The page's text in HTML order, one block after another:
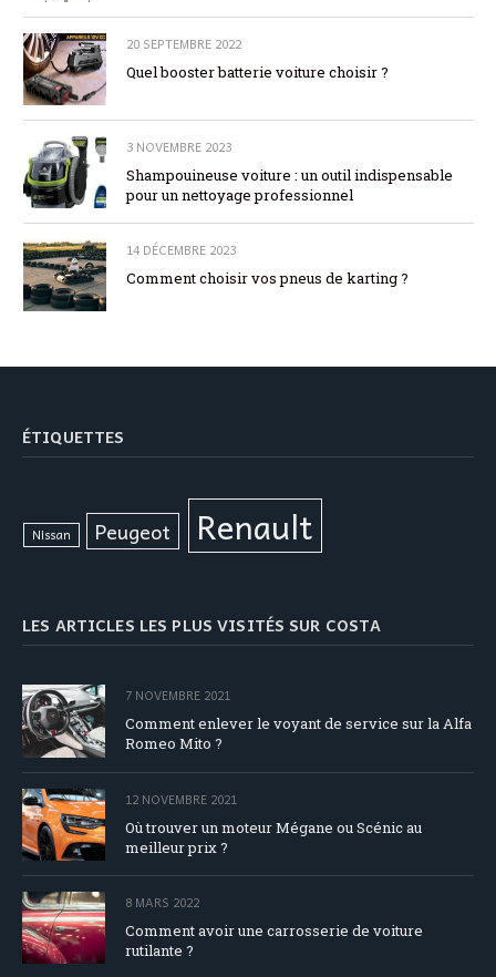
20 SEPTEMBRE 2022
Quel booster batterie voiture choisir ?
3 NOVEMBRE 2023
Shampouineuse voiture : un outil indispensable
pour un nettoyage professionnel
14 DÉCEMBRE 2023
Comment choisir vos pneus de karting ?
ÉTIQUETTES
Nissan Peugeot Renault
LES ARTICLES LES PLUS VISITÉS SUR COSTA
7 NOVEMBRE 2021
Comment enlever le voyant de service sur la Alfa
Romeo Mito ?
12 NOVEMBRE 2021
Où trouver un moteur Mégane ou Scénic au
meilleur prix ?
8 MARS 2022
Comment avoir une carrosserie de voiture
rutilante ?